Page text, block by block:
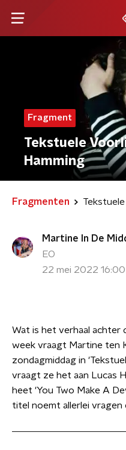
Fragment
Tekstuele
Hamming
Fragmenten
Martine In De
EO
22 mei 2022
Wat is het verhaal achter
week vraagt Martine ten
zondagmiddag in
vraagt ze het aan Lucas
heet 'You Two Make A
titel noemt allerlei vragen